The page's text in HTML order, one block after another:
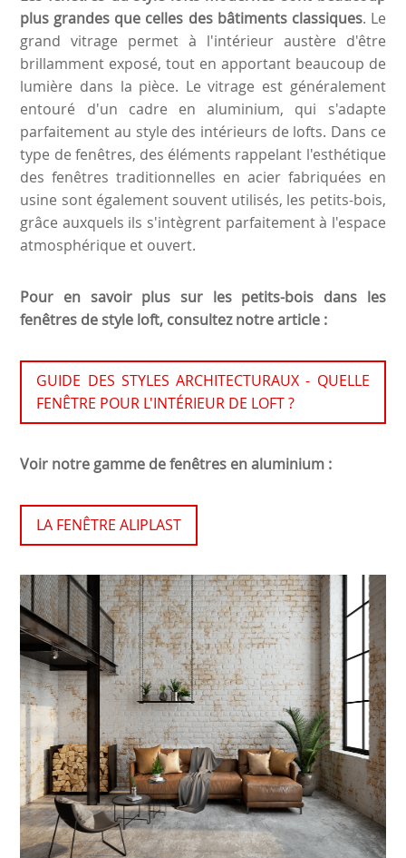
plus grandes que celles des bâtiments classiques. Le
grand vitrage permet à l'intérieur austère d'être
brillamment exposé, tout en apportant beaucoup de
lumière dans la pièce. Le vitrage est généralement
entouré d'un cadre en aluminium, qui s'adapte
parfaitement au style des intérieurs de lofts. Dans ce
type de fenêtres, des éléments rappelant l'esthétique
des fenêtres traditionnelles en acier fabriquées en
usine sont également souvent utilisés, les petits-bois,
grâce auxquels ils s'intègrent parfaitement à l'espace
atmosphérique et ouvert.
Pour en savoir plus sur les petits-bois dans les
fenêtres de style loft, consultez notre article :
GUIDE DES STYLES ARCHITECTURAUX - QUELLE
FENÊTRE POUR L'INTÉRIEUR DE LOFT ?
Voir notre gamme de fenêtres en aluminium :
LA FENÊTRE ALIPLAST